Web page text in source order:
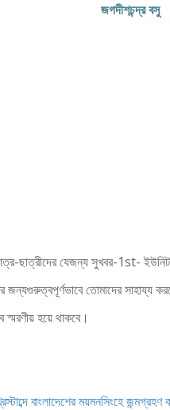
জগদীশচন্দ্র বসু
ছাত্রীদের যেজন্য সুখবর-1st-
জন্যগুরুত্বপূর্ণভাবে তোমাদের সাহায্য
স্মরণীয় হয়ে থাকবে।
বাংলাদেশের ময়মনসিংহে জন্মগ্রহণ